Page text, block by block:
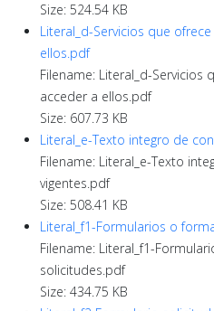
Size: 524.54 KB
Literal_d-Servicios que
ellos.pdf
Filename: Literal_d-Servicios
acceder a ellos.pdf
Size: 607.73 KB
Literal_e-Texto integro de
Filename: Literal_e-Texto
vigentes.pdf
Size: 508.41 KB
Literal_f1-Formularios o
Filename: Literal_f1-
solicitudes.pdf
Size: 434.75 KB